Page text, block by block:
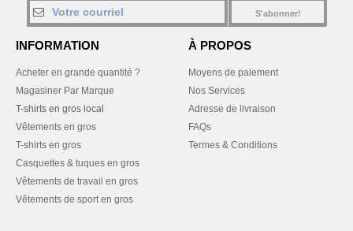
S'abonner!
INFORMATION
Acheter en grande quantité ?
Magasiner Par Marque
T-shirts en gros local
Vêtements en gros
T-shirts en gros
Casquettes & tuques en gros
Vêtements de travail en gros
Vêtements de sport en gros
À PROPOS
Moyens de paiement
Nos Services
Adresse de livraison
FAQs
Termes & Conditions